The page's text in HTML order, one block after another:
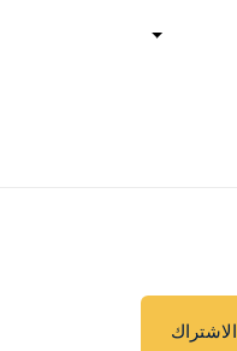
الاشتراك